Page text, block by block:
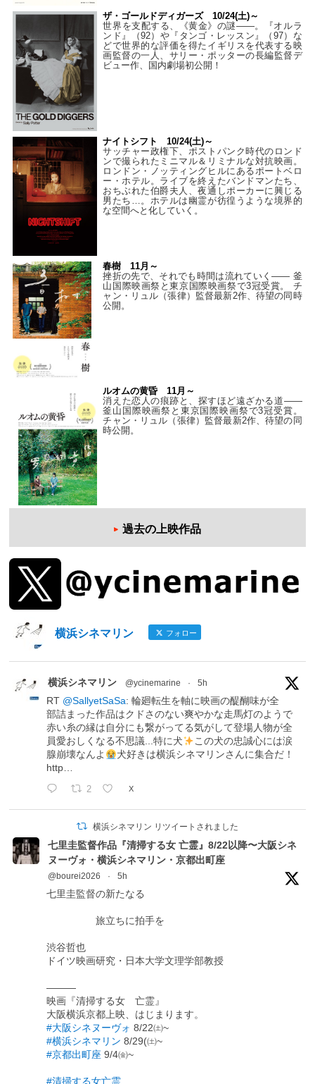
ザ・ゴールドディガーズ 10/24(土)～
世界を支配する、《黄金》の謎――。『オルラ
ンド』（92）や『タンゴ・レッスン』（97）な
どで世界的な評価を得たイギリスを代表する映
画監督の一人、サリー・ポッターの長編監督デ
ビュー作、国内劇場初公開！
ナイトシフト 10/24(土)～
サッチャー政権下、ポストパンク時代のロンド
ンで撮られたミニマル＆リミナルな対抗映画。
ロンドン・ノッティングヒルにあるポートベロ
ー・ホテル。ライブを終えたバンドマンたち、
おちぶれた伯爵夫人、夜通しポーカーに興じる
男たち…。ホテルは幽霊が彷徨うような境界的
な空間へと化していく。
春樹 11月～
挫折の先で、それでも時間は流れていく—— 釜
山国際映画祭と東京国際映画祭で3冠受賞。 チ
ャン・リュル（張律）監督最新2作、待望の同時
公開。
ルオムの黄昏 11月～
消えた恋人の痕跡と、探すほど遠ざかる道——
釜山国際映画祭と東京国際映画祭で3冠受賞。
チャン・リュル（張律）監督最新2作、待望の同
時公開。
過去の上映作品
横浜シネマリン フォロー
横浜シネマリン @ycinemarine · 5h
RT @SallyetSaSa: 輪廻転生を軸に映画の醍醐味が全
部詰まった作品はクドさのない爽やかな走馬灯のようで
赤い糸の縁は自分にも繋がってる気がして登場人物が全
員愛おしくなる不思議...特に犬
この犬の忠誠心には涙
腺崩壊なんよ
犬好きは横浜シネマリンさんに集合だ！
http…
2 X
横浜シネマリン リツイートされました
七里圭監督作品『清掃する女 亡霊』8/22以降〜大阪シネ
ヌーヴォ・横浜シネマリン・京都出町座
@bourei2026 · 5h
七里圭監督の新たなる
旅立ちに拍手を
渋谷哲也
ドイツ映画研究・日本大学文理学部教授
―――
映画『清掃する女 亡霊』
大阪横浜京都上映、はじまります。
#大阪シネヌーヴォ 8/22㈯~
#横浜シネマリン 8/29(㈯~
#京都出町座 9/4㈮~
#清掃する女亡霊